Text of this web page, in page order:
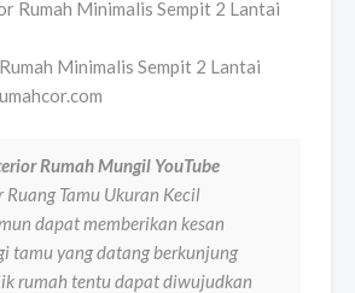
Minimalis Sempit 2 Lantai
Rumah Mungil YouTube
Ruang Tamu Ukuran Kecil
dapat memberikan kesan
tamu yang datang berkunjung
rumah tentu dapat diwujudkan